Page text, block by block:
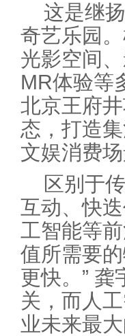
这是继
奇艺乐园
光影空间
MR体验等
北京王府
态，打造
文娱消费场
区别于
互动、快
工智能等
值所需要
更快。”
关，而人
业未来最